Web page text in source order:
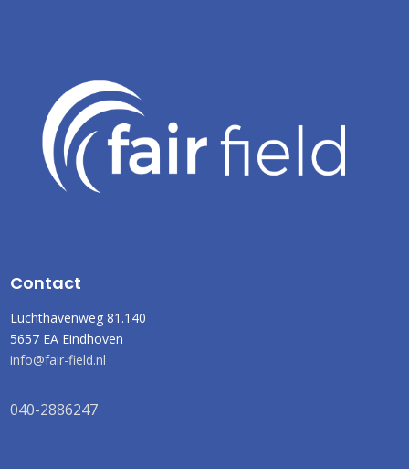
Contact
Luchthavenweg 81.140
5657 EA Eindhoven
info@fair-field.nl
040-2886247